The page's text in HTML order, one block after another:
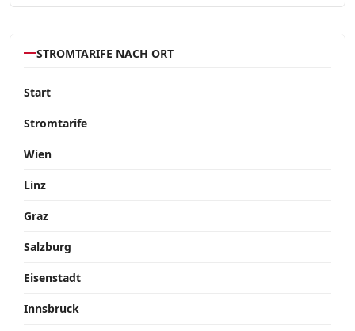
STROMTARIFE NACH ORT
Start
Stromtarife
Wien
Linz
Graz
Salzburg
Eisenstadt
Innsbruck